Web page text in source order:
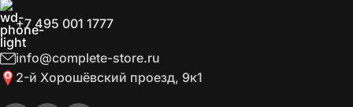
+7 495 001 1777
info@complete-store.ru
2-й Хорошёвский проезд, 9к1